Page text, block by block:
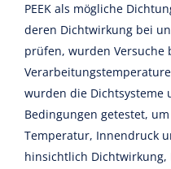
PEEK als mögliche
deren Dichtwirkung bei
prüfen, wurden Versuche
wurden die
Bedingungen getestet,
Temperatur, Innendruck
hinsichtlich Dichtwirkung,